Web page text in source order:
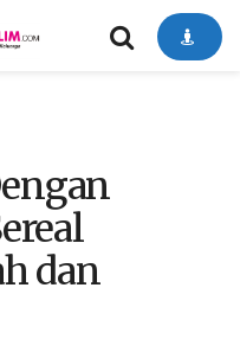
dan